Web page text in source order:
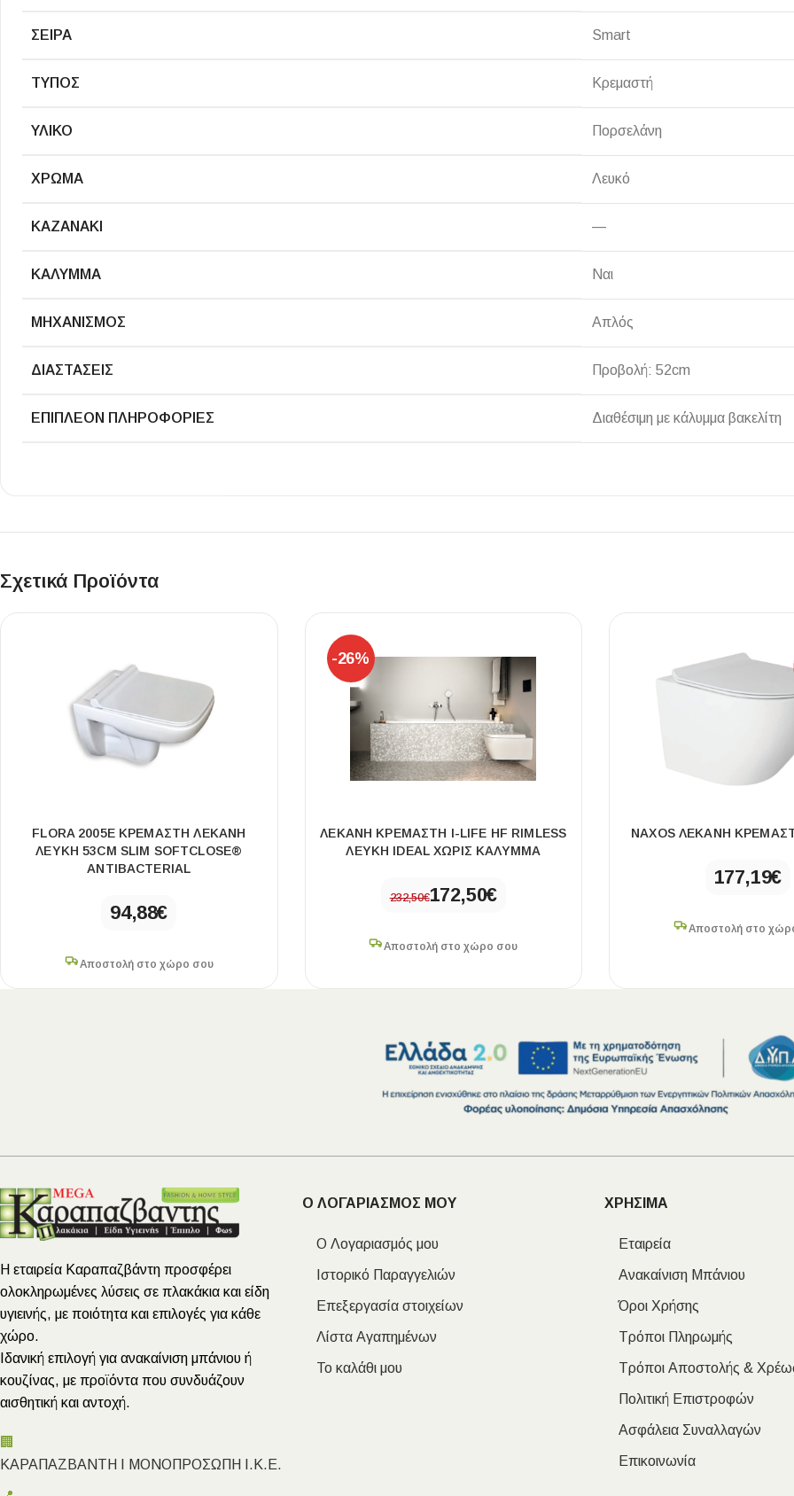
Μοντέρνο
ΔΕΣ ΤΟ
ΣΕΙΡΆ Smart
ΤΎΠΟΣ Κρεμαστή
ΥΛΙΚΌ Πορσελάνη
ΧΡΏΜΑ Λευκό
ΚΑΖΑΝΆΚΙ —
ΚΆΛΥΜΜΑ Ναι
ΜΗΧΑΝΙΣΜΌΣ Απλός
ΔΙΑΣΤΆΣΕΙΣ Προβολή: 52cm
ΕΠΙΠΛΈΟΝ ΠΛΗΡΟΦΟΡΊΕΣ Διαθέσιμη με κάλυμμα βακελίτη
Σχετικά Προϊόντα
FLORA 2005E ΚΡΕΜΑΣΤΗ ΛΕΚΑΝΗ
ΛΕΥΚΗ 53CM SLIM SOFTCLOSE®
ANTIBACTERIAL
94,88€
Αποστολή στο χώρο σου
-26%
ΛΕΚΑΝΗ ΚΡΕΜΑΣΤΗ I-LIFE HF RIMLESS
ΛΕΥΚΗ IDEAL ΧΩΡΙΣ ΚΑΛΥΜΜΑ
232,50€172,50€
Αποστολή στο χώρο σου
NAXOS ΛΕΚΑΝΗ
177,19€
Αποστολή στο
Η εταιρεία Καραπαζβάντη προσφέρει
ολοκληρωμένες λύσεις σε πλακάκια και είδη
υγιεινής, με ποιότητα και επιλογές για κάθε
χώρο.
Ιδανική επιλογή για ανακαίνιση μπάνιου ή
κουζίνας, με προϊόντα που συνδυάζουν
αισθητική και αντοχή.
🏢
ΚΑΡΑΠΑΖΒΑΝΤΗ Ι ΜΟΝΟΠΡΟΣΩΠΗ Ι.Κ.Ε.
Ο ΛΟΓΑΡΙΑΣΜΟΣ ΜΟΥ
Ο Λογαριασμός μου
Ιστορικό Παραγγελιών
Επεξεργασία στοιχείων
Λίστα Αγαπημένων
Το καλάθι μου
ΧΡΗΣΙΜΑ
Εταιρεία
Ανακαίνιση Μπάνιου
Όροι Χρήσης
Τρόποι Πληρωμής
Τρόποι Αποστολής &
Πολιτική Επιστροφών
Ασφάλεια Συναλλαγών
Επικοινωνία